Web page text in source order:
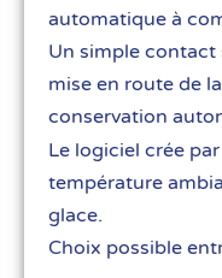
automatique à
Un simple contact
mise en route de
conservation
Le logiciel crée par
température
glace.
Choix possible